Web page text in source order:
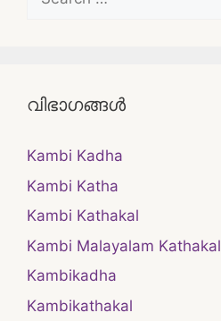
for:
വിഭാഗങ്ങൾ
Kambi Kadha
Kambi Katha
Kambi Kathakal
Kambi Malayalam Kathakal
Kambikadha
Kambikathakal